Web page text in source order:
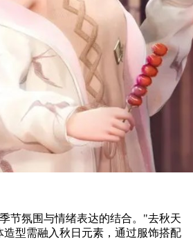
节氛围与情绪表达的结合。"去秋天
型需融入秋日元素，通过服饰搭配